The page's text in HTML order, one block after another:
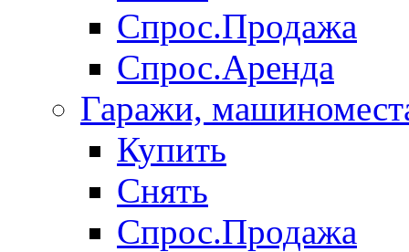
Спрос.Продажа
Спрос.Аренда
Гаражи,
Купить
Снять
Спрос.Продажа